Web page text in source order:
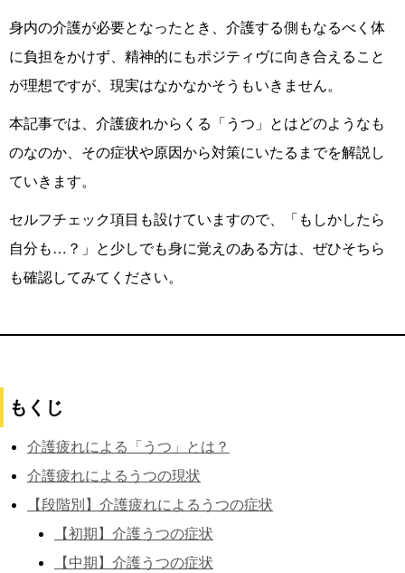
身内の介護が必要となったとき、介護する側もなるべく体
に負担をかけず、精神的にもポジティヴに向き合えること
が理想ですが、現実はなかなかそうもいきません。
本記事では、介護疲れからくる「うつ」とはどのようなも
のなのか、その症状や原因から対策にいたるまでを解説し
ていきます。
セルフチェック項目も設けていますので、「もしかしたら
自分も…？」と少しでも身に覚えのある方は、ぜひそちら
も確認してみてください。
もくじ
介護疲れによる「うつ」とは？
介護疲れによるうつの現状
【段階別】介護疲れによるうつの症状
【初期】介護うつの症状
【中期】介護うつの症状